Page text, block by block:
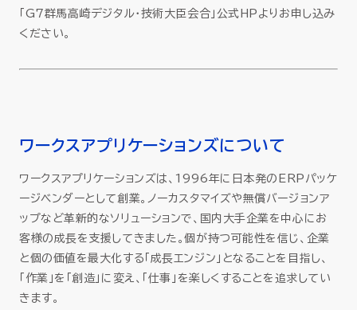
「G7群馬高崎デジタル・技術大臣会合」公式HPよりお申し込み
ください。
ワークスアプリケーションズについて
ワークスアプリケーションズは、1996年に日本発のERPパッケ
ージベンダーとして創業。ノーカスタマイズや無償バージョンア
ップなど革新的なソリューションで、国内大手企業を中心にお
客様の成長を支援してきました。個が持つ可能性を信じ、企業
と個の価値を最大化する「成長エンジン」となることを目指し、
「作業」を「創造」に変え、「仕事」を楽しくすることを追求してい
きます。